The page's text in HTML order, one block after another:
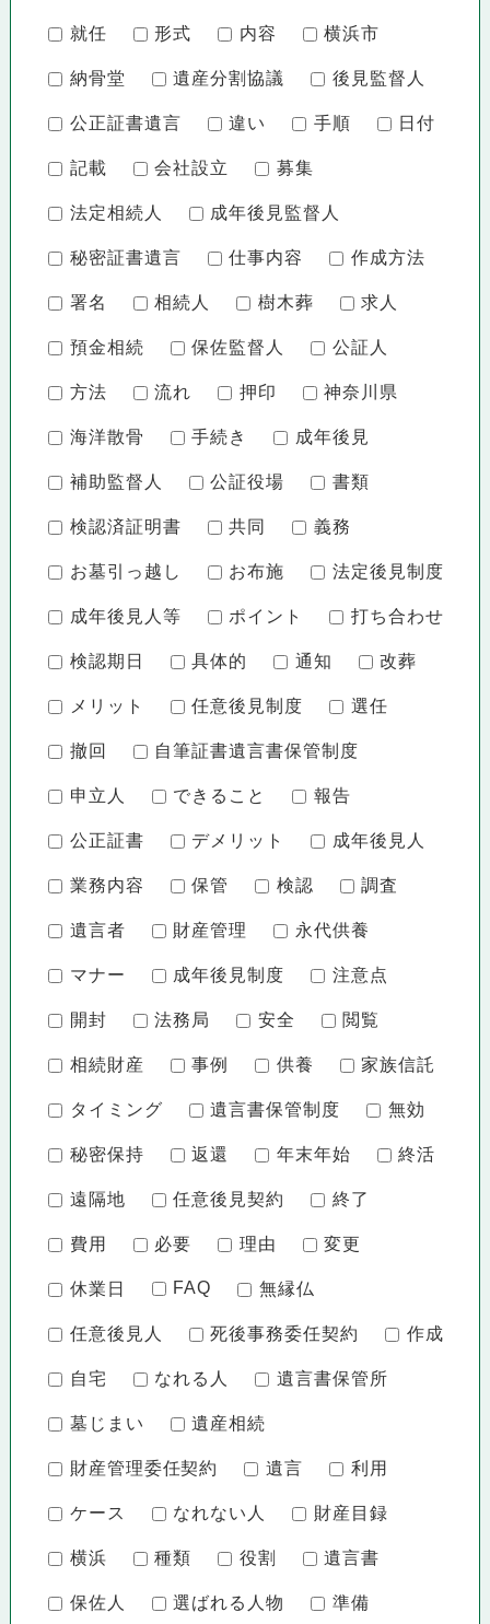
就任 形式 内容 横浜市
納骨堂 遺産分割協議 後見監督人
公正証書遺言 違い 手順 日付
記載 会社設立 募集
法定相続人 成年後見監督人
秘密証書遺言 仕事内容 作成方法
署名 相続人 樹木葬 求人
預金相続 保佐監督人 公証人
方法 流れ 押印 神奈川県
海洋散骨 手続き 成年後見
補助監督人 公証役場 書類
検認済証明書 共同 義務
お墓引っ越し お布施 法定後見制度
成年後見人等 ポイント 打ち合わせ
検認期日 具体的 通知 改葬
メリット 任意後見制度 選任
撤回 自筆証書遺言書保管制度
申立人 できること 報告
公正証書 デメリット 成年後見人
業務内容 保管 検認 調査
遺言者 財産管理 永代供養
マナー 成年後見制度 注意点
開封 法務局 安全 閲覧
相続財産 事例 供養 家族信託
タイミング 遺言書保管制度 無効
秘密保持 返還 年末年始 終活
遠隔地 任意後見契約 終了
費用 必要 理由 変更
休業日 FAQ 無縁仏
任意後見人 死後事務委任契約 作成
自宅 なれる人 遺言書保管所
墓じまい 遺産相続
財産管理委任契約 遺言 利用
ケース なれない人 財産目録
横浜 種類 役割 遺言書
保佐人 選ばれる人物 準備